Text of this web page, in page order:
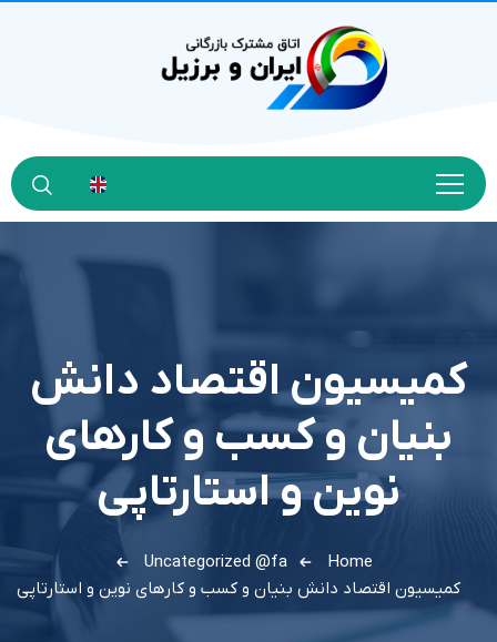
کمیسیون اقتصاد دانش
بنیان و کسب و کارهای
نوین و استارتاپی
Home
Uncategorized @fa
کمیسیون اقتصاد دانش بنیان و کسب و کارهای نوین و استارتاپی